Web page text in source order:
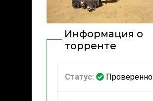
Информация о
торренте
Статус: Проверенно